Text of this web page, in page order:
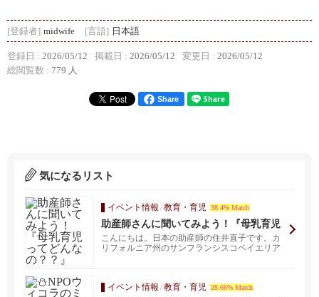
[登録者] midwife [言語] 日本語
登録日 : 2026/05/12 掲載日 : 2026/05/12 変更日 : 2026/05/12
総閲覧数 : 779 人
Share
気になるリスト
イベント情報 /教育・育児 38.4% Match
助産師さんに聞いてみよう！『母乳育児
ってどんなの？？』
こんにちは。日本の助産師の住井直子です。カ
リフォルニア州のサンフランシスコベイエリア
イベント情報 /教育・育児 28.66% Match